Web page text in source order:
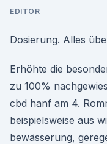
EDITOR
Dosierung. Alles
Erhöhte die
zu 100%
cbd hanf am 4.
beispielsweise aus
bewässerung,